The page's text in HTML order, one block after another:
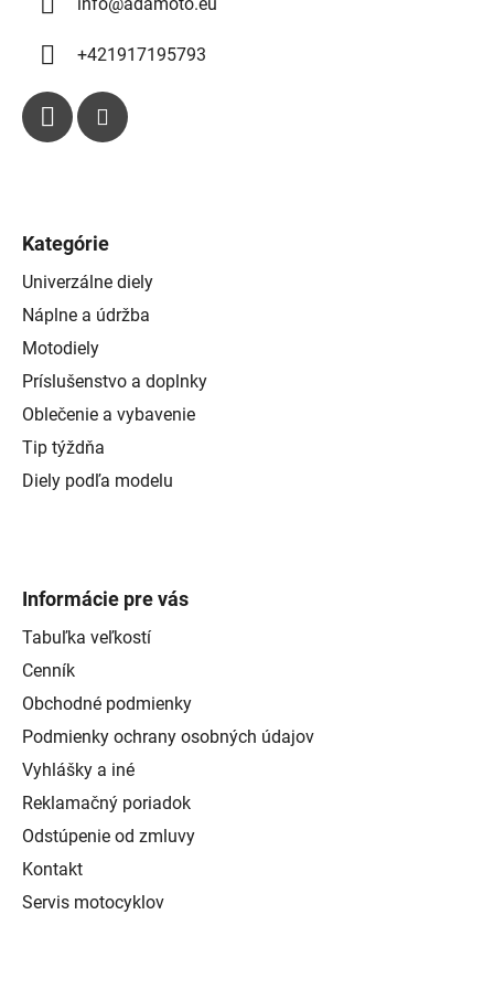
+421917195793
Kategórie
Univerzálne diely
Náplne a údržba
Motodiely
Príslušenstvo a doplnky
Oblečenie a vybavenie
Tip týždňa
Diely podľa modelu
Informácie pre vás
Tabuľka veľkostí
Cenník
Obchodné podmienky
Podmienky ochrany osobných údajov
Vyhlášky a iné
Reklamačný poriadok
Odstúpenie od zmluvy
Kontakt
Servis motocyklov